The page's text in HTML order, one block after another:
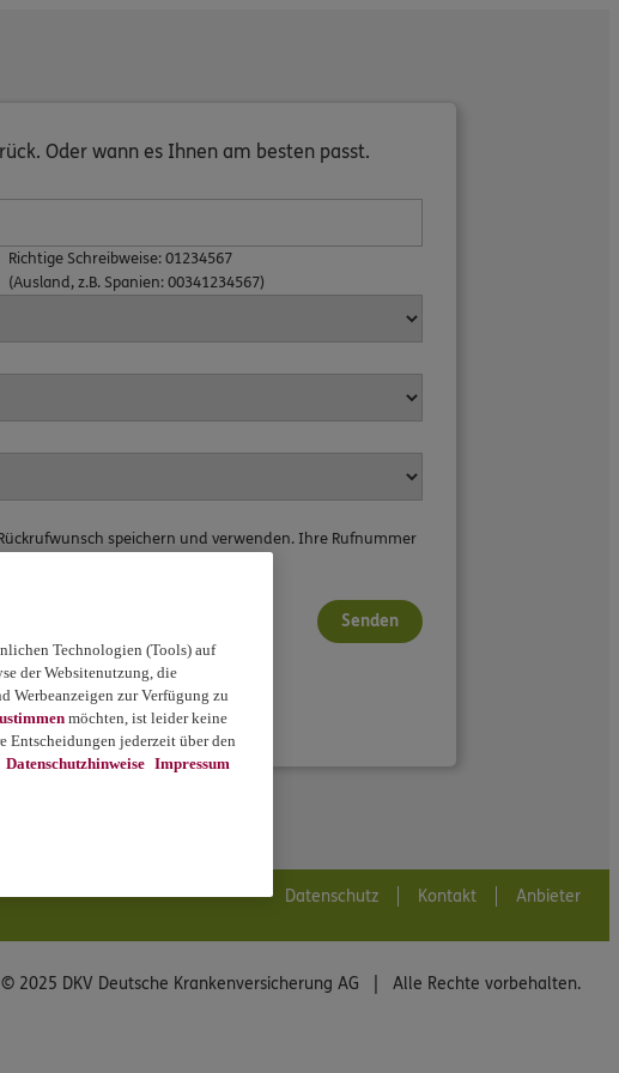
Oder wann es Ihnen am besten passt.
Richtige Schreibweise: 01234567
(Ausland, z.B. Spanien: 00341234567)
speichern und verwenden. Ihre Rufnummer
Senden
Datenschutz Kontakt Anbieter
© 2025 DKV Deutsche Krankenversicherung AG | Alle Rechte vorbehalten.
Technologien (Tools) auf
der Websitenutzung, die
zur Verfügung zu
möchten, ist leider keine
Entscheidungen jederzeit über den
Datenschutzhinweise Impressum